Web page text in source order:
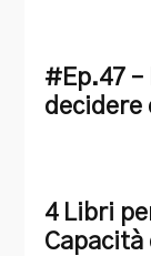
#Ep.47 –
decidere
4 Libri
Capacità